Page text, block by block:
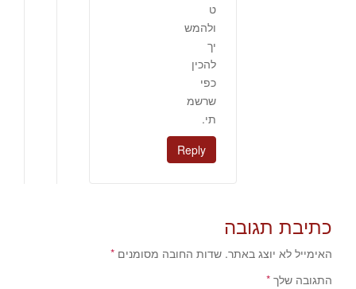
ט
ולהמש
יך
להכין
כפי
שרשמ
תי.
Reply
כתיבת תגובה
האימייל לא יוצג באתר. שדות החובה מסומנים *
התגובה שלך *